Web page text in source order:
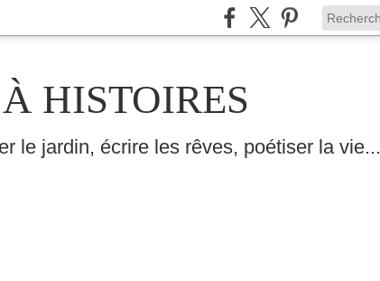
HISTOIRES
le jardin, écrire les rêves, poétiser la vie...